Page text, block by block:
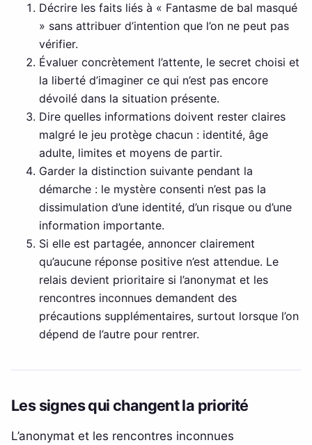
Décrire les faits liés à « Fantasme de bal masqué
» sans attribuer d’intention que l’on ne peut pas
vérifier.
Évaluer concrètement l’attente, le secret choisi et
la liberté d’imaginer ce qui n’est pas encore
dévoilé dans la situation présente.
Dire quelles informations doivent rester claires
malgré le jeu protège chacun : identité, âge
adulte, limites et moyens de partir.
Garder la distinction suivante pendant la
démarche : le mystère consenti n’est pas la
dissimulation d’une identité, d’un risque ou d’une
information importante.
Si elle est partagée, annoncer clairement
qu’aucune réponse positive n’est attendue. Le
relais devient prioritaire si l’anonymat et les
rencontres inconnues demandent des
précautions supplémentaires, surtout lorsque l’on
dépend de l’autre pour rentrer.
Les signes qui changent la priorité
L’anonymat et les rencontres inconnues